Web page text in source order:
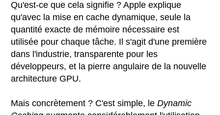
Qu'est-ce que cela signifie ? Apple explique
qu'avec la mise en cache dynamique, seule la
quantité exacte de mémoire nécessaire est
utilisée pour chaque tâche. Il s'agit d'une première
dans l'industrie, transparente pour les
développeurs, et la pierre angulaire de la nouvelle
architecture GPU.
Mais concrètement ? C'est simple, leDynamic